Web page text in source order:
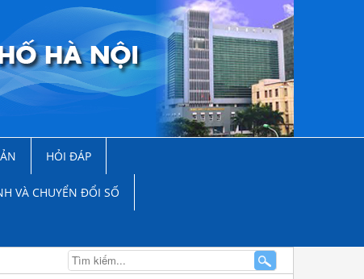
HỎI ĐÁP
VÀ CHUYỂN ĐỔI SỐ